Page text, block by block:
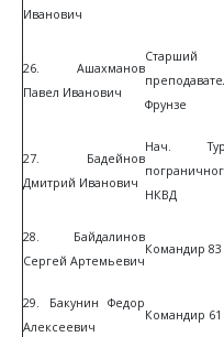
Иванович
26. Ашахманов
Павел Иванович
Старший
Фрунзе
27. Бадейнов
Дмитрий Иванович
Нач.
НКВД
28. Байдалинов
Сергей Артемьевич
Командир 83
29. Бакунин Федор
Алексеевич
Командир 61